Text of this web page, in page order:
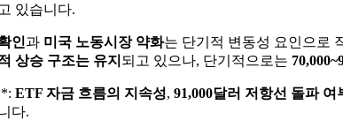
있습니다.
인과 미국 노동시장 약화는 단기적 변동성 요인으로
상승 구조는 유지 되고 있으나, 단기적으로는
ETF 자금 흐름의 지속성, 91,000달러 저항선 돌파 여
다.